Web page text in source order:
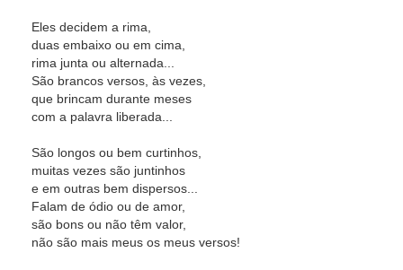
Eles decidem a rima,
duas embaixo ou em cima,
rima junta ou alternada...
São brancos versos, às vezes,
que brincam durante meses
com a palavra liberada...
São longos ou bem curtinhos,
muitas vezes são juntinhos
e em outras bem dispersos...
Falam de ódio ou de amor,
são bons ou não têm valor,
não são mais meus os meus versos!